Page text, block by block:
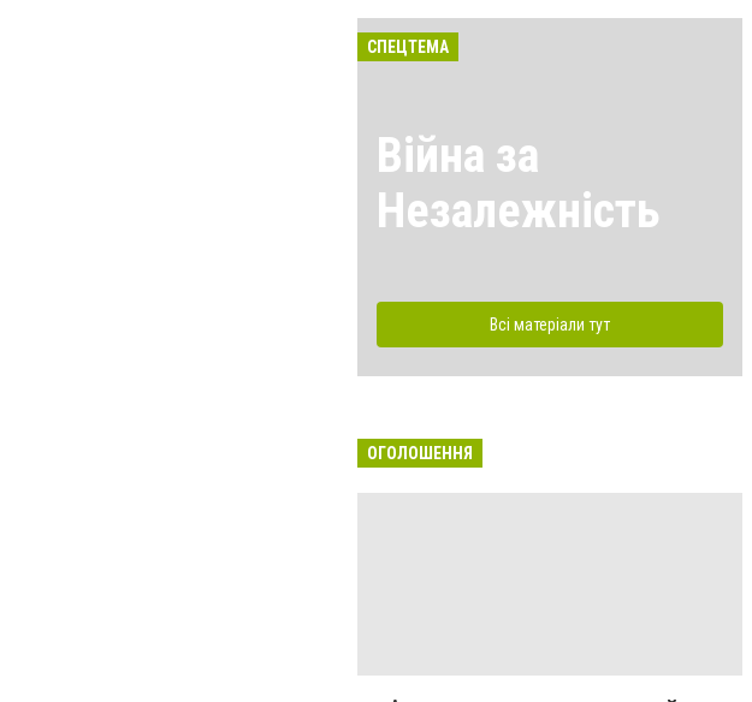
СПЕЦТЕМА
Війна за
Незалежність
Всі матеріали тут
ОГОЛОШЕННЯ